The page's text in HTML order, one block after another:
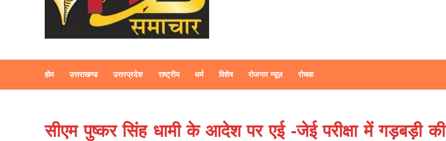
होम उत्तराखण्ड उत्तरप्रदेश राष्ट्रीय धर्म विशेष रोजगार न्यूज़ रोचक
सीएम पुष्कर सिंह धामी के आदेश पर एई -जेई परीक्षा में गड़बड़ी की